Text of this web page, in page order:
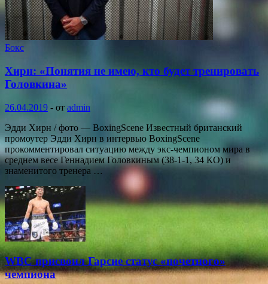
Бокс
Хирн: «Понятия не имею, кто будет тренировать
Головкина»
26.04.2019 - от admin
Эдди Хирн / фото — BoxingScene Известный британский
промоутер Эдди Хирн в интервью BoxingScene
прокомментировал ситуацию между экс-чемпионом мира в
среднем весе Геннадием Головкиным (38-1-1, 34 КО) и
знаменитого тренера …
WBC присвоил Гарсие статус «почетного»
чемпиона